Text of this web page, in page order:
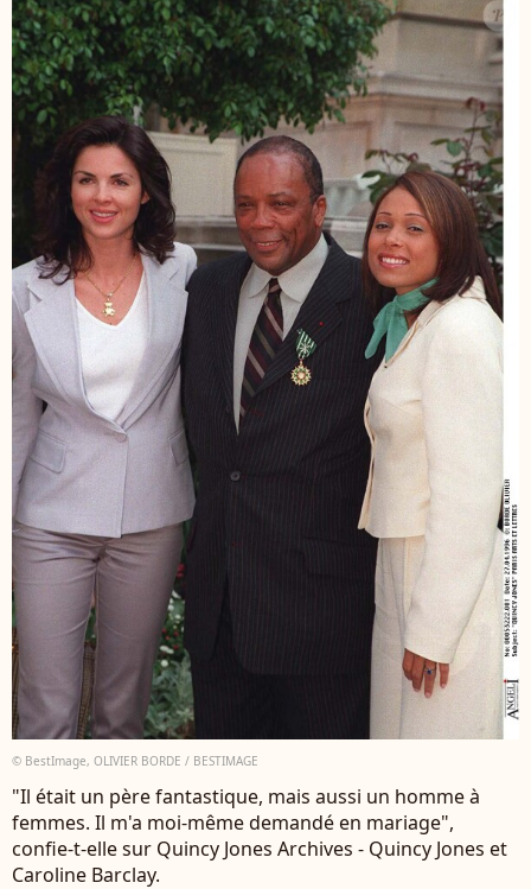
© BestImage, OLIVIER BORDE / BESTIMAGE
"Il était un père fantastique, mais aussi un homme à
femmes. Il m'a moi-même demandé en mariage",
confie-t-elle sur Quincy Jones Archives - Quincy Jones et
Caroline Barclay.